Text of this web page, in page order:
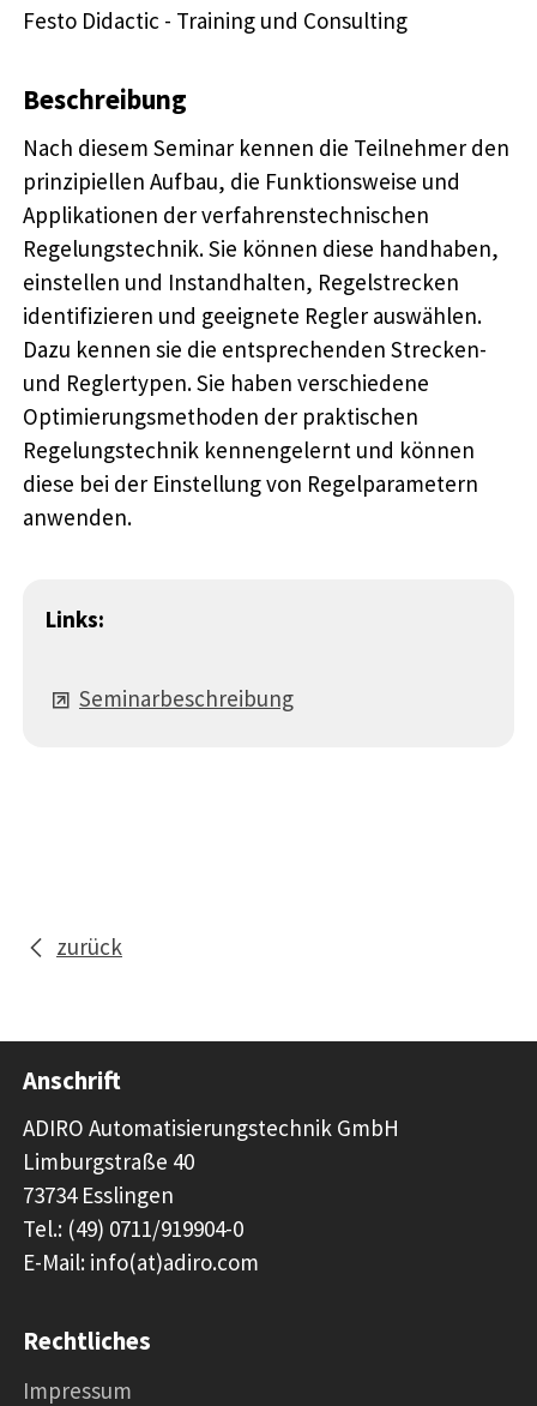
Festo Didactic - Training und Consulting
Beschreibung
Nach diesem Seminar kennen die Teilnehmer den
prinzipiellen Aufbau, die Funktionsweise und
Applikationen der verfahrenstechnischen
Regelungstechnik. Sie können diese handhaben,
einstellen und Instandhalten, Regelstrecken
identifizieren und geeignete Regler auswählen.
Dazu kennen sie die entsprechenden Strecken-
und Reglertypen. Sie haben verschiedene
Optimierungsmethoden der praktischen
Regelungstechnik kennengelernt und können
diese bei der Einstellung von Regelparametern
anwenden.
Links:
Seminarbeschreibung
zurück
Anschrift
ADIRO Automatisierungstechnik GmbH
Limburgstraße 40
73734 Esslingen
Tel.: (49) 0711/919904-0
E-Mail: info(at)adiro.com
Rechtliches
Impressum